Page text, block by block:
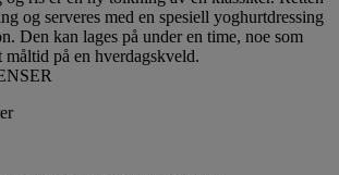
og serveres med en spesiell yoghurtdressing
Den kan lages på under en time, noe som
på en hverdagskveld.